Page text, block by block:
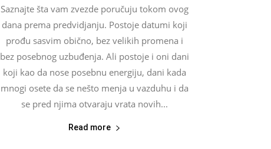
Saznajte šta vam zvezde poručuju tokom ovog
dana prema predvidjanju. Postoje datumi koji
prođu sasvim obično, bez velikih promena i
bez posebnog uzbuđenja. Ali postoje i oni dani
koji kao da nose posebnu energiju, dani kada
mnogi osete da se nešto menja u vazduhu i da
se pred njima otvaraju vrata novih...
Read more